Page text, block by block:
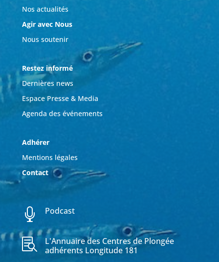
Nos actualités
Agir avec Nous
Nous soutenir
Restez informé
Dernières news
Espace Presse & Media
Agenda des événements
Adhérer
Mentions légales
Contact
 Podcast

L'Annuaire des Centres de Plongée
adhérents Longitude 181